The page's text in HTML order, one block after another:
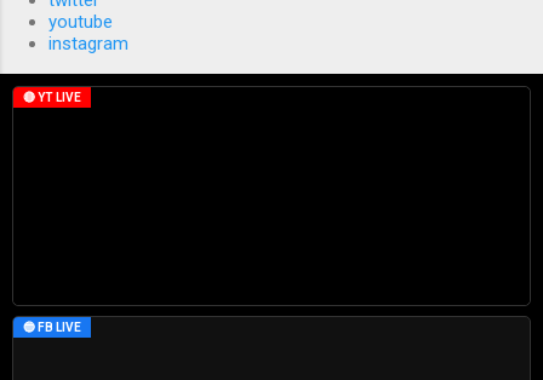
youtube
instagram
🔴 YT LIVE
🔵 FB LIVE